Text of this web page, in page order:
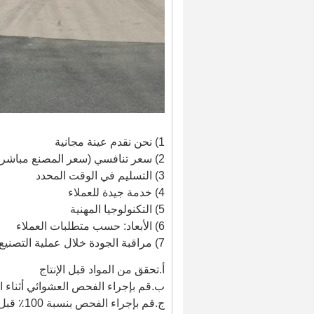
1) نحن نقدم عينة مجانية
2) سعر تنافسي (سعر المصنع مباشرة).
3) التسليم في الوقت المحدد
4) خدمة جيدة للعملاء
5) التكنولوجيا المهنية
6) الأبعاد: حسب متطلبات العملاء
7) مراقبة الجودة خلال عملية التصنيع بأكملها
أ.تحقق من المواد قبل الإنتاج
ب.قم بإجراء الفحص العشوائي أثناء
ج.قم بإجراء الفحص بنسبة 100٪ قبل الشحن